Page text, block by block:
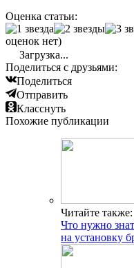
Оценка статьи:
оценок нет)
Загрузка...
Поделиться с друзьями:
Поделиться
Отправить
Класснуть
Похожие публикации
Читайте также:
Что нужно
на установку